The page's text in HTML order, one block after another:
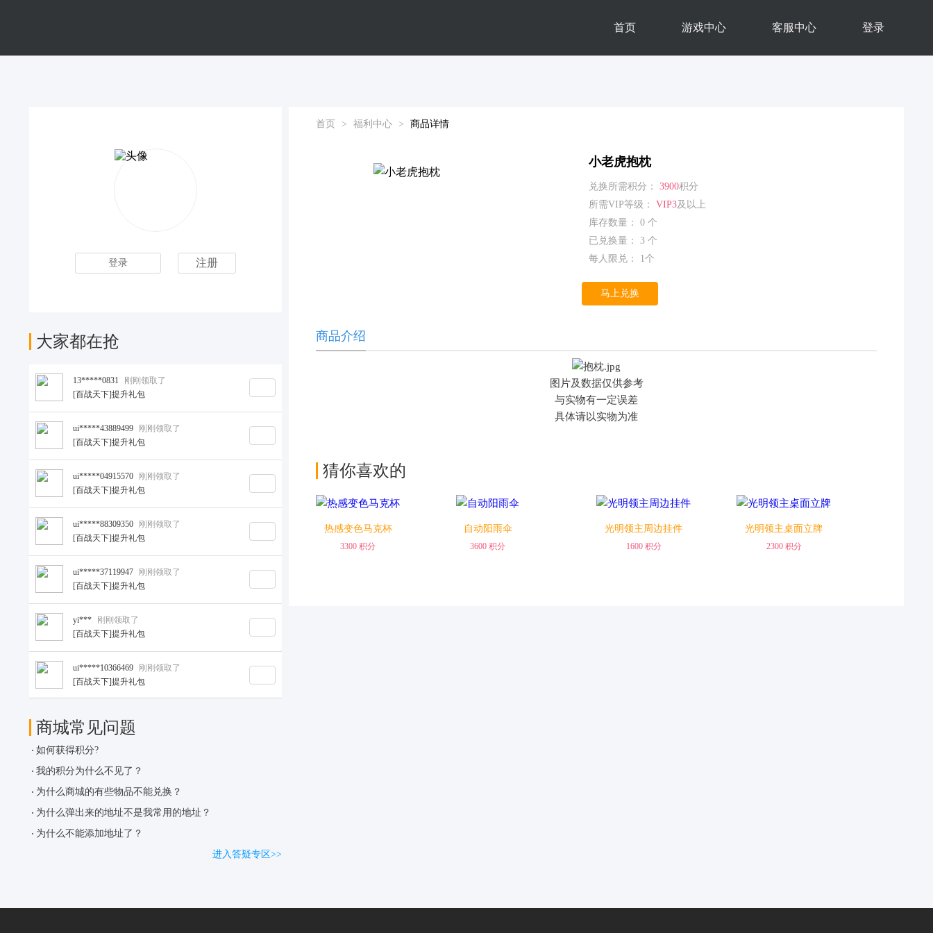
首页 游戏中心 客服中心 登录
登录 注册
大家都在抢
13*****0831
刚刚领取了
[百战天下]提升礼包
ui*****43889499
刚刚领取了
[百战天下]提升礼包
ui*****04915570
刚刚领取了
[百战天下]提升礼包
ui*****88309350
刚刚领取了
[百战天下]提升礼包
ui*****37119947
刚刚领取了
[百战天下]提升礼包
yi***
刚刚领取了
[百战天下]提升礼包
ui*****10366469
刚刚领取了
[百战天下]提升礼包
小老虎抱枕
ui*****96928317
自动阳雨伞
ph*****7466020 刚刚兑换了
商城常见问题
如何获得积分?
我的积分为什么不见了？
为什么商城的有些物品不能兑换？
为什么弹出来的地址不是我常用的地址？
为什么不能添加地址了？
进入答疑专区>>
首页 > 福利中心 > 商品详情
小老虎抱枕
兑换所需积分： 3900积分
所需VIP等级： VIP3及以上
库存数量： 0 个
已兑换量： 3 个
每人限兑： 1个
马上兑换
商品介绍
图片及数据仅供参考
与实物有一定误差
具体请以实物为准
猜你喜欢的
热感变色马克杯
3300 积分
自动阳雨伞
3600 积分
光明领主周边挂件
1600 积分
光明领主桌面立牌
2300 积分